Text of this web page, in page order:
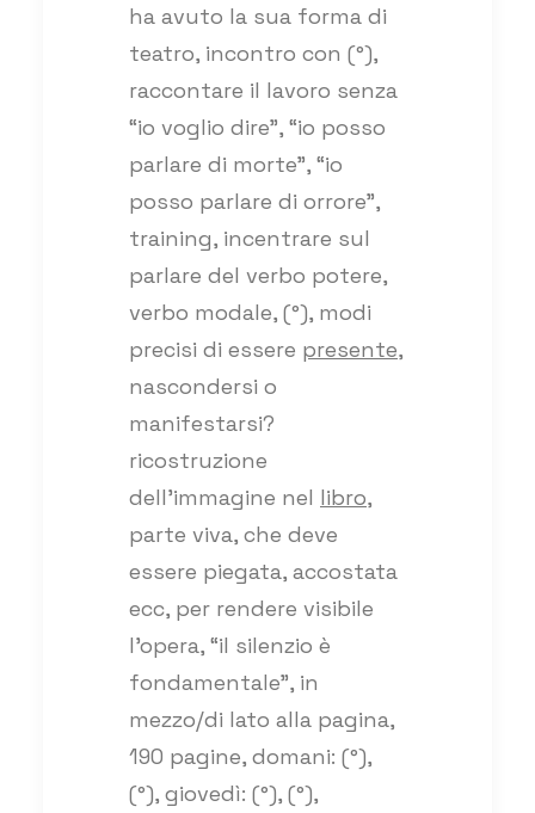
ha avuto la sua forma di
teatro, incontro con (°),
raccontare il lavoro senza
“io voglio dire”, “io posso
parlare di morte”, “io
posso parlare di orrore”,
training, incentrare sul
parlare del verbo potere,
verbo modale, (°), modi
precisi di essere presente,
nascondersi o
manifestarsi?
ricostruzione
dell’immagine nel libro,
parte viva, che deve
essere piegata, accostata
ecc, per rendere visibile
l’opera, “il silenzio è
fondamentale”, in
mezzo/di lato alla pagina,
190 pagine, domani: (°),
(°), giovedì: (°), (°),